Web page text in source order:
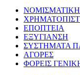
ΕΠΟΠΤΕΙΑ
ΕΞΥΓΙΑΝΣΗ
ΣΥΣΤΗΜΑΤΑ
ΑΓΟΡΕΣ
ΦΟΡΕΙΣ